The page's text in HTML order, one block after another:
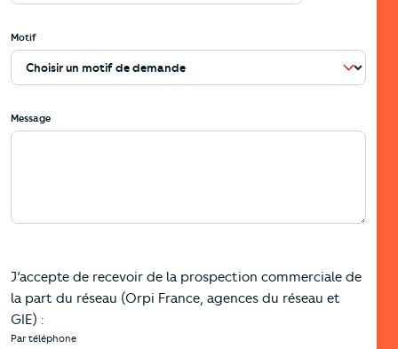
Motif
Message
J’accepte de recevoir de la prospection commerciale de
la part du réseau (Orpi France, agences du réseau et
GIE) :
Par téléphone